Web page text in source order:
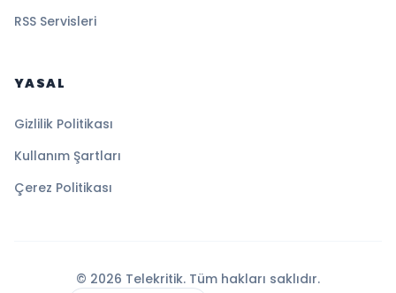
RSS Servisleri
YASAL
Gizlilik Politikası
Kullanım Şartları
Çerez Politikası
© 2026 Telekritik. Tüm hakları saklıdır.